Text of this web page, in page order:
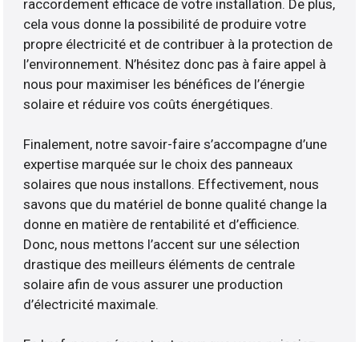
raccordement efficace de votre installation. De plus,
cela vous donne la possibilité de produire votre
propre électricité et de contribuer à la protection de
l’environnement. N’hésitez donc pas à faire appel à
nous pour maximiser les bénéfices de l’énergie
solaire et réduire vos coûts énergétiques.
Finalement, notre savoir-faire s’accompagne d’une
expertise marquée sur le choix des panneaux
solaires que nous installons. Effectivement, nous
savons que du matériel de bonne qualité change la
donne en matière de rentabilité et d’efficience.
Donc, nous mettons l’accent sur une sélection
drastique des meilleurs éléments de centrale
solaire afin de vous assurer une production
d’électricité maximale.